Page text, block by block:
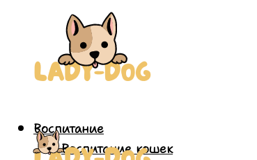
Воспитание
Воспитание кошек